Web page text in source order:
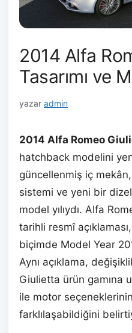
2014 Alfa
Tasarımı ve
yazar admin
2014 Alfa Romeo
hatchback modelini
güncellenmiş iç
sistemi ve yeni bir
model yılıydı. Alfa
tarihli resmî
biçimde Model Year
Aynı açıklama,
Giulietta ürün gamına
ile motor
farklılaşabildiğini